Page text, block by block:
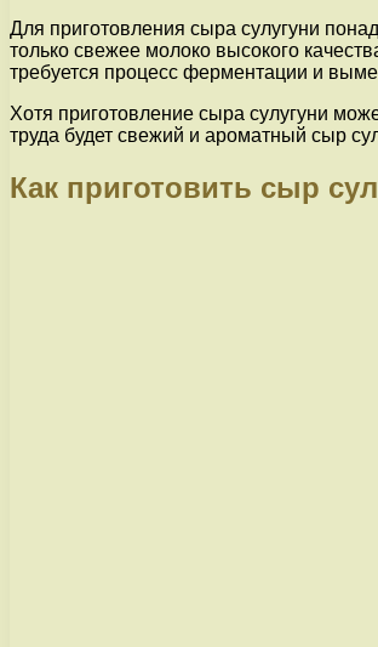
Для приготовления сыра сулугуни
только свежее молоко высокого
требуется процесс ферментации и
Хотя приготовление сыра сулугуни
труда будет свежий и ароматный сыр
Как приготовить сыр